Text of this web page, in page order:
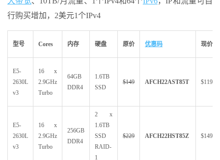
行购买增加，2美元1个IPv4
型号 Cores 内存 硬盘 原价 优惠码 现价
E5-
2630L
v3
16 x
2.9GHz
Turbo
64GB
DDR4
1.6TB
SSD
$149 AFCH22AST85T $119
E5-
2630L
v3
16 x
2.9GHz
Turbo
256GB
DDR4
2 x
1.6TB
SSD
RAID-
1
$229 AFCH22HST85Z $149